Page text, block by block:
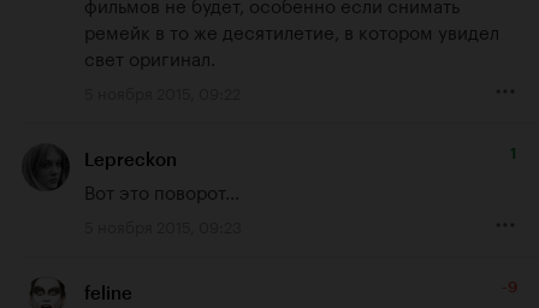
ремейк в то же десятилетие, в котором увидел
свет оригинал.
Lepreckon 1
Вот это поворот...
feline -9